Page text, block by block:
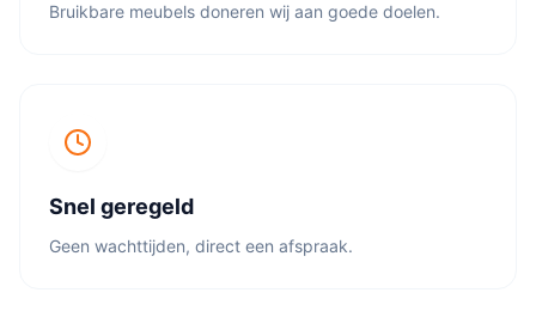
Bruikbare meubels doneren wij aan goede doelen.
Snel geregeld
Geen wachttijden, direct een afspraak.